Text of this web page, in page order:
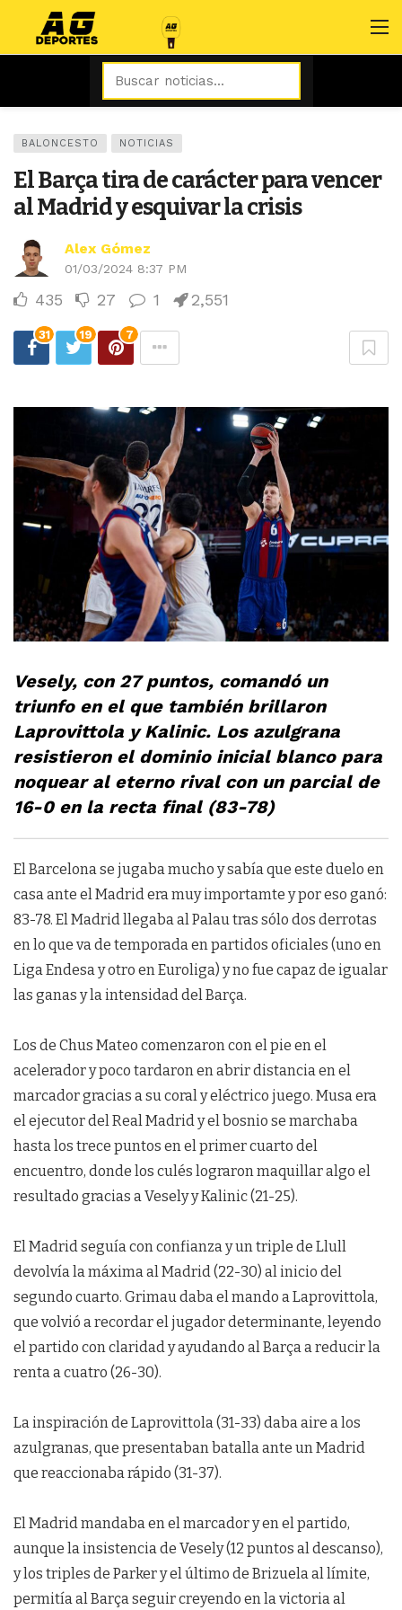
BALONCESTO NOTICIAS
El Barça tira de carácter para vencer
al Madrid y esquivar la crisis
Alex Gómez
01/03/2024 8:37 PM
435 27 1 2,551
31 19 7
Vesely, con 27 puntos, comandó un
triunfo en el que también brillaron
Laprovittola y Kalinic. Los azulgrana
resistieron el dominio inicial blanco para
noquear al eterno rival con un parcial de
16-0 en la recta final (83-78)
El Barcelona se jugaba mucho y sabía que este duelo en
casa ante el Madrid era muy importamte y por eso ganó:
83-78. El Madrid llegaba al Palau tras sólo dos derrotas
en lo que va de temporada en partidos oficiales (uno en
Liga Endesa y otro en Euroliga) y no fue capaz de igualar
las ganas y la intensidad del Barça.
Los de Chus Mateo comenzaron con el pie en el
acelerador y poco tardaron en abrir distancia en el
marcador gracias a su coral y eléctrico juego. Musa era
el ejecutor del Real Madrid y el bosnio se marchaba
hasta los trece puntos en el primer cuarto del
encuentro, donde los culés lograron maquillar algo el
resultado gracias a Vesely y Kalinic (21-25).
El Madrid seguía con confianza y un triple de Llull
devolvía la máxima al Madrid (22-30) al inicio del
segundo cuarto. Grimau daba el mando a Laprovittola,
que volvió a recordar el jugador determinante, leyendo
el partido con claridad y ayudando al Barça a reducir la
renta a cuatro (26-30).
La inspiración de Laprovittola (31-33) daba aire a los
azulgranas, que presentaban batalla ante un Madrid
que reaccionaba rápido (31-37).
El Madrid mandaba en el marcador y en el partido,
aunque la insistencia de Vesely (12 puntos al descanso),
y los triples de Parker y el último de Brizuela al límite,
permitía al Barça seguir creyendo en la victoria al